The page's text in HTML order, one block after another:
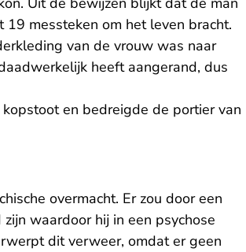
messteken om het leven bracht.
van de vrouw was naar
heeft aangerand, dus
en bedreigde de portier van
overmacht. Er zou door een
waardoor hij in een psychose
dit verweer, omdat er geen